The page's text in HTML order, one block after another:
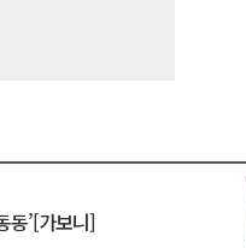
동’[가보니]